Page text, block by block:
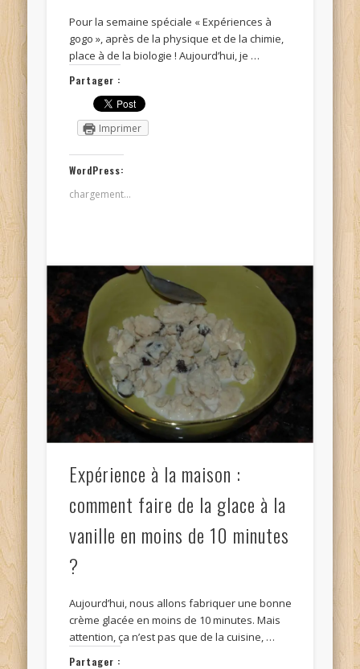
Pour la semaine spéciale « Expériences à
gogo », après de la physique et de la chimie,
place à de la biologie ! Aujourd’hui, je …
Partager :
Imprimer
WordPress:
chargement…
Expérience à la maison :
comment faire de la glace à la
vanille en moins de 10 minutes
?
Aujourd’hui, nous allons fabriquer une bonne
crème glacée en moins de 10 minutes. Mais
attention, ça n’est pas que de la cuisine, …
Partager :